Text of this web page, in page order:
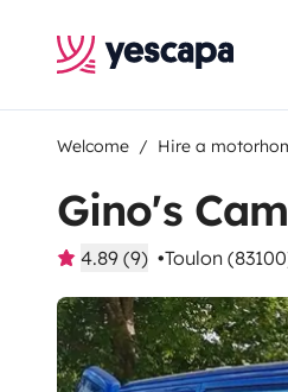
Welcome Hire a
Gino's
4.89 (9) Toulon